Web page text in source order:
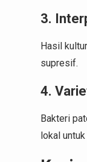
3.
Hasil
supresif.
4.
Bakteri
lokal